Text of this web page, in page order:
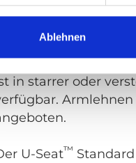
Ablehnen
ABS-Plastikrückseite
Haltegriff.
in starrer oder
U-Seat™